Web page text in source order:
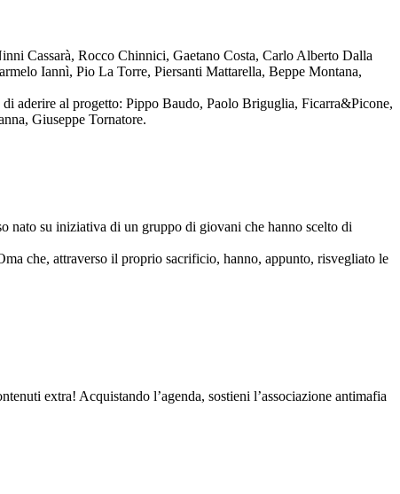
Cassarà, Rocco Chinnici, Gaetano Costa, Carlo Alberto Dalla
Iannì, Pio La Torre, Piersanti Mattarella, Beppe Montana,
aderire al progetto: Pippo Baudo, Paolo Briguglia, Ficarra&Picone,
Giuseppe Tornatore.
nato su iniziativa di un gruppo di giovani che hanno scelto di
che, attraverso il proprio sacrificio, hanno, appunto, risvegliato le
extra! Acquistando l’agenda, sostieni l’associazione antimafia